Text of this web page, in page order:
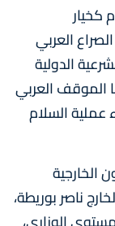
كخيار
العربي
الدولية
الموقف العربي
السلام
الخارجية
ناصر بوريطة،